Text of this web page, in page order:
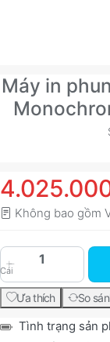
Máy in
Không bao gồm
Cái
Ưa thích So
Tình trạng sản